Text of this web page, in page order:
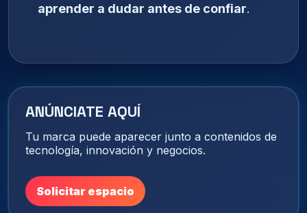
aprender a dudar antes de confiar.
ANÚNCIATE AQUÍ
Tu marca puede aparecer junto a contenidos de
tecnología, innovación y negocios.
Solicitar espacio